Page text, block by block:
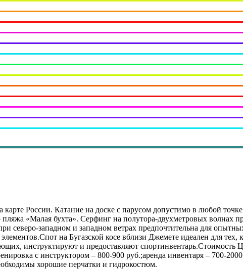
карте России. Катание на доске с парусом допустимо в любой
«Малая бухта». Серфинг на полутора-двухметровых волнах
северо-западном и западном ветрах предпочтительна для
на Бугазской косе вблизи Джемете идеален для тех,
инструктируют и предоставляют спортинвентарь.Стоимость
с инструктором – 800-900 руб.;аренда инвентаря – 700-
хорошие перчатки и гидрокостюм.